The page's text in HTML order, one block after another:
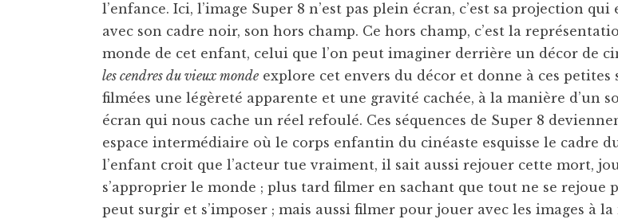
l’enfance. Ici, l’image Super 8 n’est pas plein écran, c’est sa projection qui
avec son cadre noir, son hors champ. Ce hors champ, c’est la
monde de cet enfant, celui que l’on peut imaginer derrière un décor de
les cendres du vieux monde explore cet envers du décor et donne à ces petites
filmées une légèreté apparente et une gravité cachée, à la manière d’un
écran qui nous cache un réel refoulé. Ces séquences de Super 8
espace intermédiaire où le corps enfantin du cinéaste esquisse le cadre
l’enfant croit que l’acteur tue vraiment, il sait aussi rejouer cette mort,
s’approprier le monde ; plus tard filmer en sachant que tout ne se rejoue
peut surgir et s’imposer ; mais aussi filmer pour jouer avec les images à